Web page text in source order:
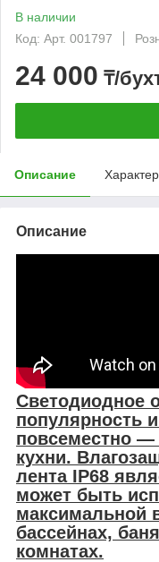
В наличии
Код: Арт. 001797
24 000 ₸/
Описание
Описание
Светодиодное
популярность
повсеместно
кухни.
лента IP68
может быть
максимальной
бассейнах,
комнатах.